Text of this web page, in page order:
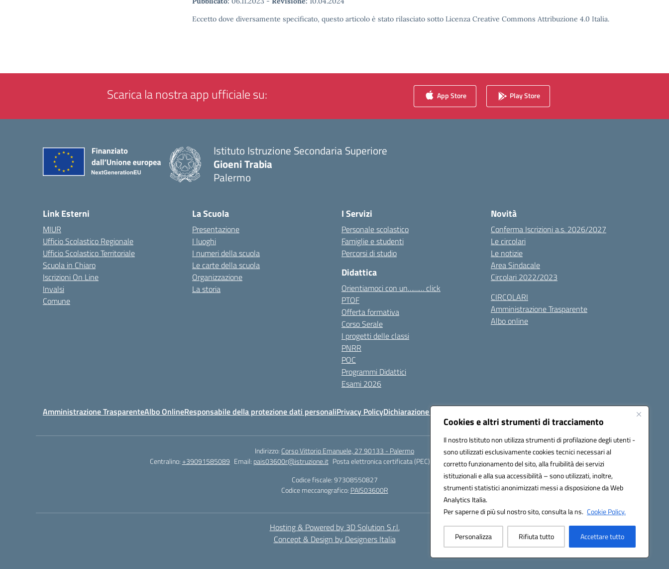
Cookies e altri strumenti di tracciamento
Il nostro Istituto non utilizza strumenti di profilazione degli utenti -
sono utilizzati esclusivamente cookies tecnici necessari al
corretto funzionamento del sito, alla fruibilità dei servizi
istituzionali e alla sua accessibilità – sono utilizzati, inoltre,
strumenti statistici anonimizzati messi a disposizione da Web
Analytics Italia.
Per saperne di più sul nostro sito, consulta la ns. Cookie Policy.
Personalizza Rifiuta tutto Accettare tutto
Eccetto dove diversamente specificato, questo articolo è stato rilasciato sotto Licenza Creative Commons Attribuzione 4.0 Italia.
Scarica la nostra app ufficiale su: App Store Play Store
Istituto Istruzione Secondaria Superiore
Gioeni Trabia
Palermo
Link Esterni
MIUR
Ufficio Scolastico Regionale
Ufficio Scolastico Territoriale
Scuola in Chiaro
Iscrizioni On Line
Invalsi
Comune
La Scuola
Presentazione
I luoghi
I numeri della scuola
Le carte della scuola
Organizzazione
La storia
I Servizi
Personale scolastico
Famiglie e studenti
Percorsi di studio
Didattica
Orientiamoci con un……… click
PTOF
Offerta formativa
Corso Serale
I progetti delle classi
PNRR
POC
Programmi Didattici
Esami 2026
Novità
Conferma Iscrizioni a.s. 2026/2027
Le circolari
Le notizie
Area Sindacale
Circolari 2022/2023
CIRCOLARI
Amministrazione Trasparente
Albo online
Amministrazione TrasparenteAlbo OnlineResponsabile della protezione dati personaliPrivacy PolicyDichiarazione di accessibilità Seguici su:
Indirizzo: Corso Vittorio Emanuele, 27 90133 - Palermo
Centralino:+39091585089 Email: pais03600r@istruzione.it Posta elettronica certificata (PEC):
pais03600r@pec.istruzione.it
Codice fiscale: 97308550827
Codice meccanografico: PAIS03600R
Hosting & Powered by 3D Solution S.r.l.
Concept & Design by Designers Italia